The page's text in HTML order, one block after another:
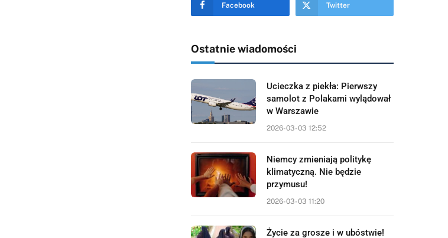
Facebook Twitter
Ostatnie wiadomości
Ucieczka z piekła: Pierwszy
samolot z Polakami wylądował
w Warszawie
2026-03-03 12:52
Niemcy zmieniają politykę
klimatyczną. Nie będzie
przymusu!
2026-03-03 11:20
Życie za grosze i w ubóstwie!